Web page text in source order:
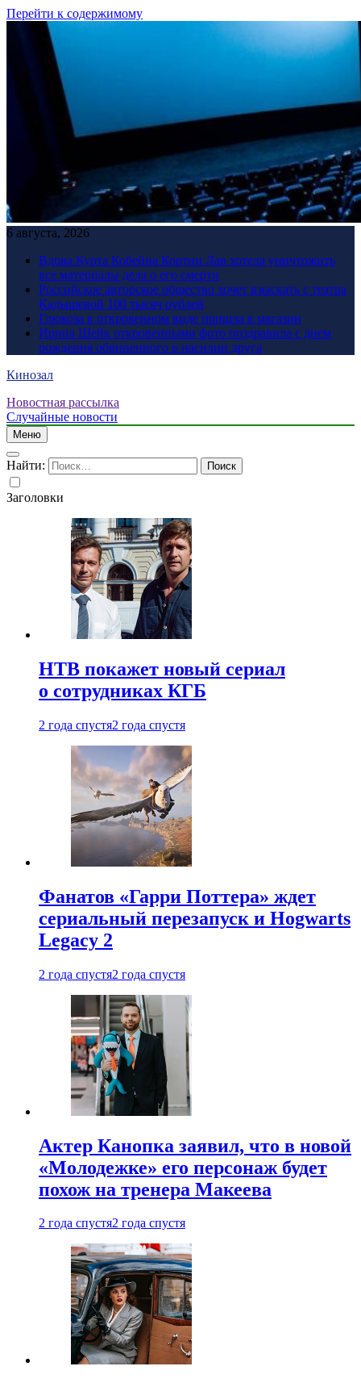
Перейти к содержимому
6 августа, 2026
Вдова Курта Кобейна Кортни Лав хотела уничтожить
все материалы дела о его смерти
Российское авторское общество хочет взыскать с театра
Кадышевой 100 тысяч рублей
Глюкоза в откровенном виде пришла в магазин
Ирина Шейк откровенными фото поздравила с днем
рождения обвиненного в насилии друга
Кинозал
Новостная рассылка
Случайные новости
Меню
Найти:
Заголовки
НТВ покажет новый сериал
о сотрудниках КГБ
2 года спустя2 года спустя
Фанатов «Гарри Поттера» ждет
сериальный перезапуск и Hogwarts
Legacy 2
2 года спустя2 года спустя
Актер Канопка заявил, что в новой
«Молодежке» его персонаж будет
похож на тренера Макеева
2 года спустя2 года спустя